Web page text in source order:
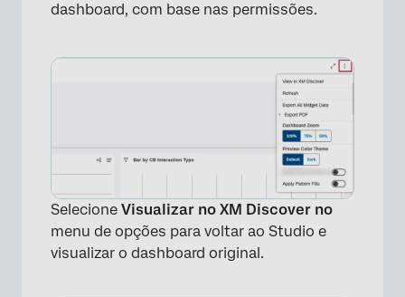
×
dashboard, com base nas permissões.
Selecione Visualizar no XM Discover no
menu de opções para voltar ao Studio e
visualizar o dashboard original.